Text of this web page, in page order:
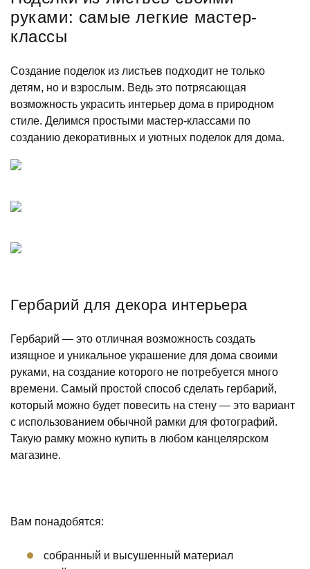
руками: самые легкие мастер-
классы
Создание поделок из листьев подходит не только
детям, но и взрослым. Ведь это потрясающая
возможность украсить интерьер дома в природном
стиле. Делимся простыми мастер-классами по
созданию декоративных и уютных поделок для дома.
Гербарий для декора интерьера
Гербарий — это отличная возможность создать
изящное и уникальное украшение для дома своими
руками, на создание которого не потребуется много
времени. Самый простой способ сделать гербарий,
который можно будет повесить на стену — это вариант
с использованием обычной рамки для фотографий.
Такую рамку можно купить в любом канцелярском
магазине.
Вам понадобятся:
собранный и высушенный материал